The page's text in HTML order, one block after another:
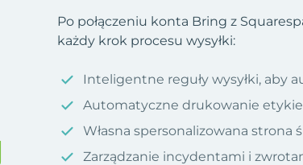
Po połączeniu konta Bring z
każdy krok procesu wysyłki:
Inteligentne reguły wysyłki, aby
Automatyczne drukowanie
Własna spersonalizowana
Zarządzanie incydentami i